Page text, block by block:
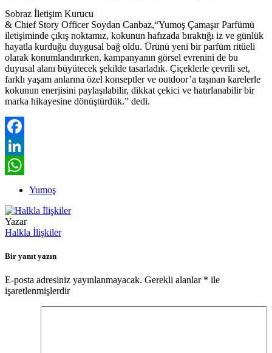
Sobraz İletişim Kurucu
& Chief Story Officer Soydan Canbaz,“Yumoş Çamaşır Parfümü
iletişiminde çıkış noktamız, kokunun hafızada bıraktığı iz ve günlük
hayatla kurduğu duygusal bağ oldu. Ürünü yeni bir parfüm ritüeli
olarak konumlandırırken, kampanyanın görsel evrenini de bu
duyusal alanı büyütecek şekilde tasarladık. Çiçeklerle çevrili set,
farklı yaşam anlarına özel konseptler ve outdoor’a taşınan karelerle
kokunun enerjisini paylaşılabilir, dikkat çekici ve hatırlanabilir bir
marka hikayesine dönüştürdük.” dedi.
Facebook
LinkedIn
WhatsApp
Yumoş
Yazar
Halkla İlişkiler
Bir yanıt yazın
E-posta adresiniz yayınlanmayacak. Gerekli alanlar * ile
işaretlenmişlerdir